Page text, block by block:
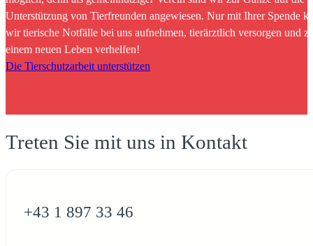
Unterstützung von Tierfreunden angewiesen. Nur mit Ihrer Spende
wir tierische Notfälle bei uns aufnehmen, tierärztlich versorgen und
einem neuen Leben verhelfen!
Die Tierschutzarbeit unterstützen
Treten Sie mit uns in Kontakt
+43 1 897 33 46